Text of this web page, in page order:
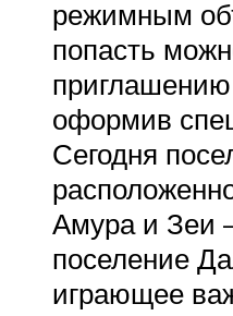
режимным
попасть
приглашению
оформив
Сегодня
Амура и Зеи
поселение
играющее